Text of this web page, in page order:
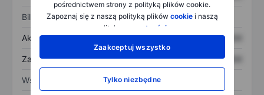
pośrednictwem strony z polityką plików cookie.
Zapoznaj się z naszą polityką plików cookiei naszą
polityką
prywatności
Zaakceptuj wszystko
Tylko niezbędne
Bilans
Aktywa ogółem XXXXXXX XXXXXXX
Zadłużenie ogółem XXXXXXX XXXXXXX
Wskaźniki